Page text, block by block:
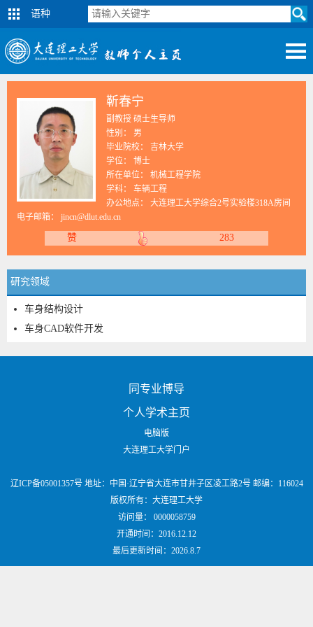
语种
靳春宁
副教授 硕士生导师
性别： 男
毕业院校： 吉林大学
学位： 博士
所在单位： 机械工程学院
学科： 车辆工程
办公地点： 大连理工大学综合2号实验楼318A房间
电子邮箱： jincn@dlut.edu.cn
赞 283
研究领域
车身结构设计
车身CAD软件开发
同专业博导
个人学术主页
电脑版
大连理工大学门户
辽ICP备05001357号 地址：中国·辽宁省大连市甘井子区凌工路2号 邮编：116024
版权所有：大连理工大学
访问量： 0000058759
开通时间： 2016.12.12
最后更新时间： 2026.8.7